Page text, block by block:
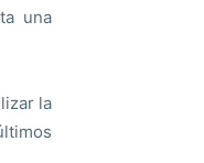
una
la